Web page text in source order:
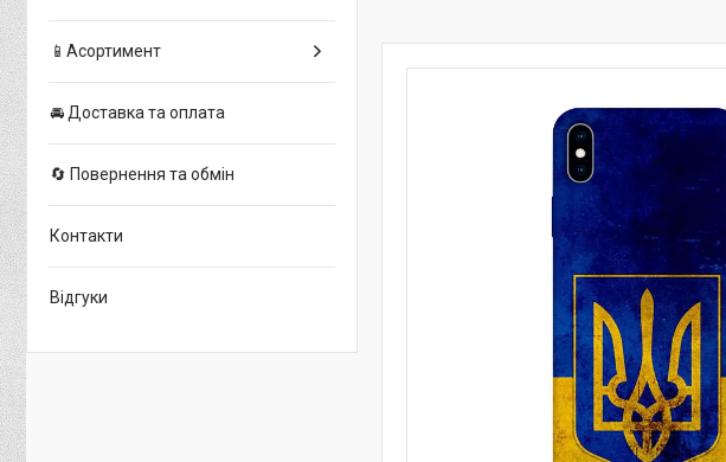
📱Асортимент
🚘 Доставка та оплата
🔄 Повернення та обмін
Контакти
Відгуки